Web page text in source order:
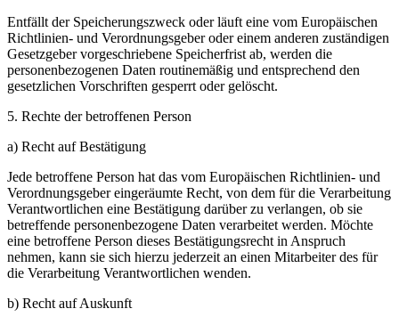
Entfällt der Speicherungszweck oder läuft eine vom Europäischen
Richtlinien- und Verordnungsgeber oder einem anderen zuständigen
Gesetzgeber vorgeschriebene Speicherfrist ab, werden die
personenbezogenen Daten routinemäßig und entsprechend den
gesetzlichen Vorschriften gesperrt oder gelöscht.
5. Rechte der betroffenen Person
a) Recht auf Bestätigung
Jede betroffene Person hat das vom Europäischen Richtlinien- und
Verordnungsgeber eingeräumte Recht, von dem für die Verarbeitung
Verantwortlichen eine Bestätigung darüber zu verlangen, ob sie
betreffende personenbezogene Daten verarbeitet werden. Möchte
eine betroffene Person dieses Bestätigungsrecht in Anspruch
nehmen, kann sie sich hierzu jederzeit an einen Mitarbeiter des für
die Verarbeitung Verantwortlichen wenden.
b) Recht auf Auskunft